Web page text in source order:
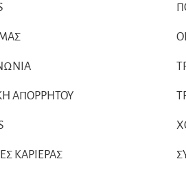
ΑΠΟΡΡΗΤΟΥ
ΚΑΡΙΕΡΑΣ